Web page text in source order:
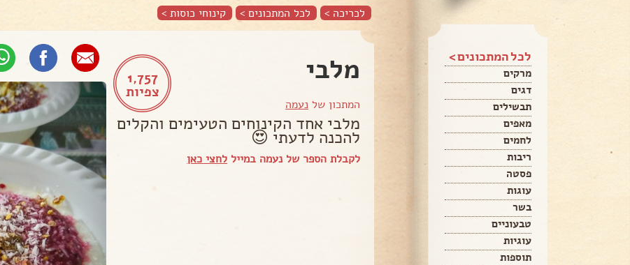
לכל המתכונים >
מרקים
דגים
תבשילים
מאפים
לחמים
ריבות
פסטה
עוגות
בשר
טבעוניים
עוגיות
תוספות
לכריכה > לכל המתכונים > קינוחי כוסות >
1,757
צפיות
מלבי
המתכון של נעמה
מלבי אחד הקינוחים הטעימים והקלים
להכנה לדעתי 😍
לקבלת הספר של נעמה במייל לחצי כאן